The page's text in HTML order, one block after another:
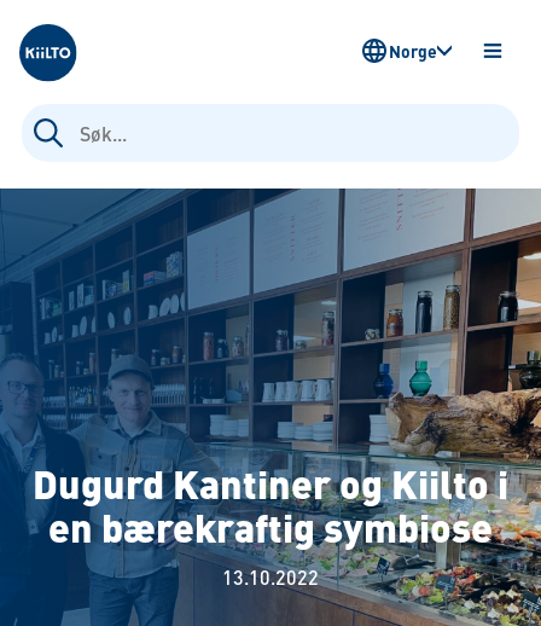
Kiilto Norway
Søk
etter:
ÅPNE
Norge
Dugurd Kantiner og Kiilto i
en bærekraftig symbiose
13.10.2022